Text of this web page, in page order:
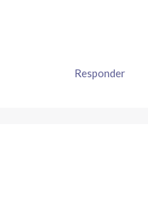
Responder